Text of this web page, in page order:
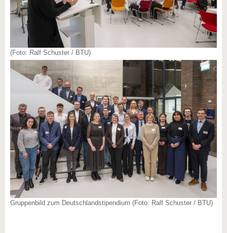
(Foto: Ralf Schuster / BTU)
Gruppenbild zum Deutschlandstipendium (Foto: Ralf Schuster / BTU)